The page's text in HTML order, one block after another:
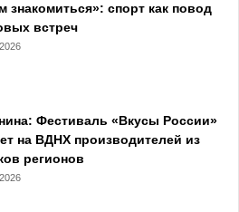
знакомиться»: спорт как повод
встреч
Фестиваль «Вкусы России»
на ВДНХ производителей из
регионов